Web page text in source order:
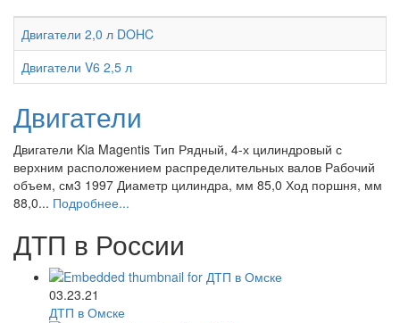
Двигатели 2,0 л DOHC
Двигатели V6 2,5 л
Двигатели
Двигатели Kia Magentis Тип Рядный, 4-х цилиндровый с
верхним расположением распределительных валов Рабочий
объем, см3 1997 Диаметр цилиндра, мм 85,0 Ход поршня, мм
88,0... Подробнее...
ДТП в России
03.23.21
ДТП в Омске